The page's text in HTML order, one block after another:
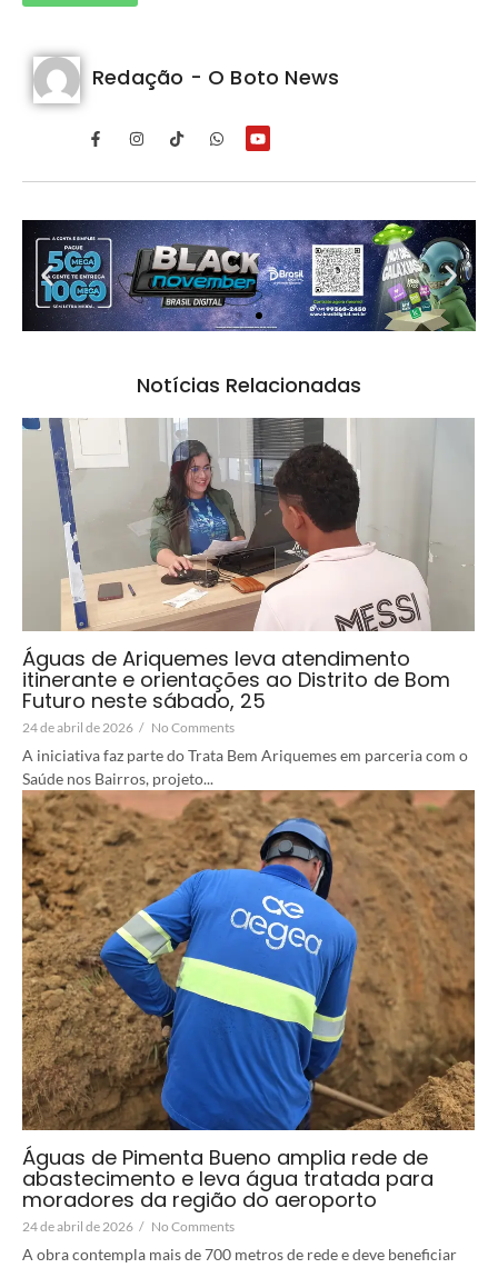
Redação - O Boto News
Notícias Relacionadas
Águas de Ariquemes leva atendimento
itinerante e orientações ao Distrito de Bom
Futuro neste sábado, 25
24 de abril de 2026 / No Comments
A iniciativa faz parte do Trata Bem Ariquemes em parceria com o
Saúde nos Bairros, projeto...
Águas de Pimenta Bueno amplia rede de
abastecimento e leva água tratada para
moradores da região do aeroporto
24 de abril de 2026 / No Comments
A obra contempla mais de 700 metros de rede e deve beneficiar